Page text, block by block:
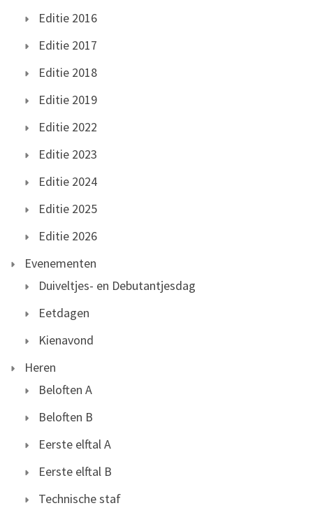
Editie 2016
Editie 2017
Editie 2018
Editie 2019
Editie 2022
Editie 2023
Editie 2024
Editie 2025
Editie 2026
Evenementen
Duiveltjes- en Debutantjesdag
Eetdagen
Kienavond
Heren
Beloften A
Beloften B
Eerste elftal A
Eerste elftal B
Technische staf